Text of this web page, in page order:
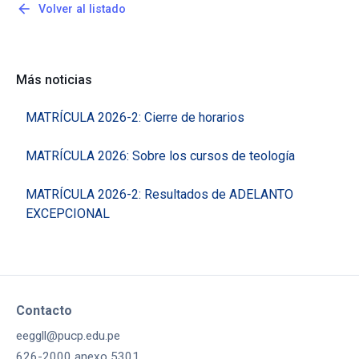
arrow_back Volver al listado
Más noticias
MATRÍCULA 2026-2: Cierre de horarios
MATRÍCULA 2026: Sobre los cursos de teología
MATRÍCULA 2026-2: Resultados de ADELANTO
EXCEPCIONAL
Contacto
eeggll@pucp.edu.pe